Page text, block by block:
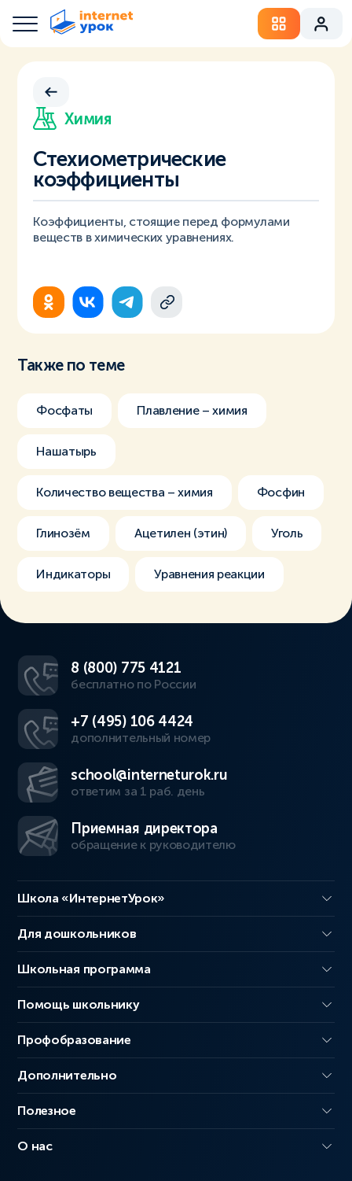
Химия
Стехиометрические
коэффициенты
Коэффициенты, стоящие перед формулами
веществ в химических уравнениях.
Также по теме
Фосфаты Плавление – химия
Нашатырь
Количество вещества – химия Фосфин
Глинозём Ацетилен (этин) Уголь
Индикаторы Уравнения реакции
8 (800) 775 4121
бесплатно по России
+7 (495) 106 4424
дополнительный номер
school@interneturok.ru
ответим за 1 раб. день
Приемная директора
обращение к руководителю
Школа «ИнтернетУрок»
Для дошкольников
Школьная программа
Помощь школьнику
Профобразование
Дополнительно
Полезное
О нас